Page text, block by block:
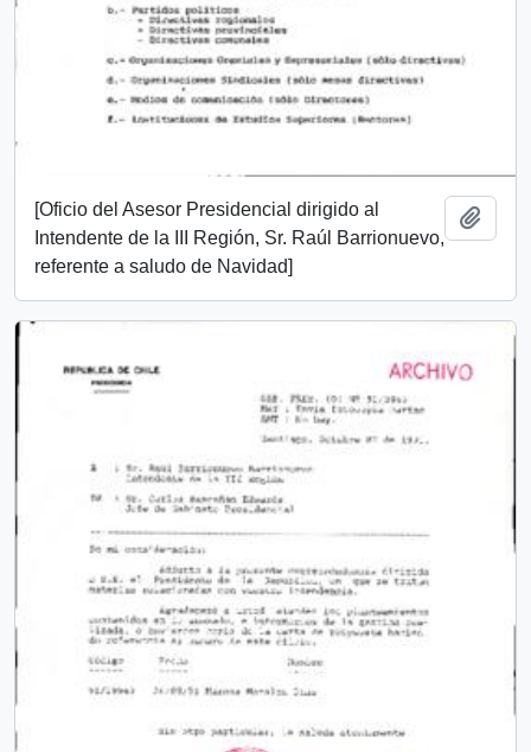
[Oficio del Asesor Presidencial dirigido al
Intendente de la III Región, Sr. Raúl Barrionuevo,
referente a saludo de Navidad]